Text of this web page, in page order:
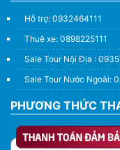
Hỗ trợ: 0932464111
Thuê xe: 0898225111
Sale Tour Nội Địa :
Sale Tour Nước Ngoài:
PHƯƠNG THỨC